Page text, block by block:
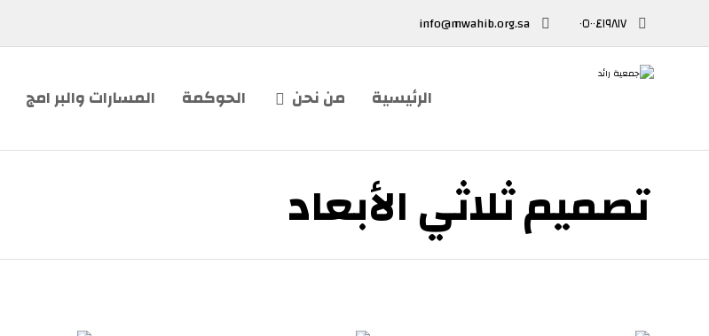
٠٥٠٠٤١٩٨١٧ info@mwahib.org.sa
الرئيسية من نحن الحوكمة المسارات والبر امج
تصميم ثلاثي الأبعاد